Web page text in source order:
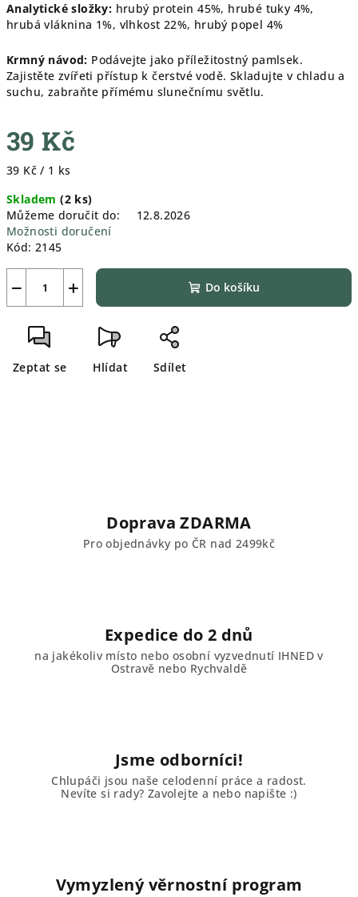
Analytické složky: hrubý protein 45%, hrubé tuky 4%,
hrubá vláknina 1%, vlhkost 22%, hrubý popel 4%
Krmný návod: Podávejte jako příležitostný pamlsek.
Zajistěte zvířeti přístup k čerstvé vodě. Skladujte v chladu a
suchu, zabraňte přímému slunečnímu světlu.
39 Kč
Měrná
39 Kč / 1 ks
Skladem(2 ks)
Můžeme doručit do:
12.8.2026
Možnosti doručení
Kód: 2145
+
− Do košíku
Zeptat se Hlídat Sdílet
Doprava ZDARMA
Pro objednávky po ČR nad 2499kč
Expedice do 2 dnů
na jakékoliv místo nebo osobní vyzvednutí IHNED v
Ostravě nebo Rychvaldě
Jsme odborníci!
Chlupáči jsou naše celodenní práce a radost.
Nevíte si rady? Zavolejte a nebo napište :)
Vymyzlený věrnostní program